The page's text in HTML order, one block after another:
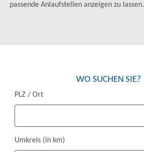
passende Anlaufstellen anzeigen zu lassen.
WO SUCHEN SIE?
PLZ / Ort
Umkreis (in km)